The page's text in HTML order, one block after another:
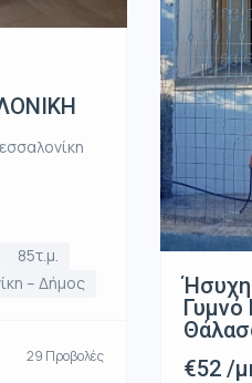
85τ.μ.
– Δήμος
29 Προβολές
Γυμνό
€52 /